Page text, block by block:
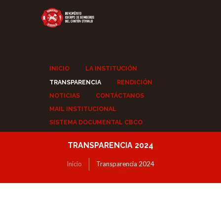
INICIO
LA INSTITUCIÓN
TRANSPARENCIA
RENDICIÓN
NOTICIAS
CONTÁCTANOS
MAIL INSTITUCIONAL
SISTEMA DOCUMENTAL CBCO
TRANSPARENCIA 2024
Inicio Transparencia 2024